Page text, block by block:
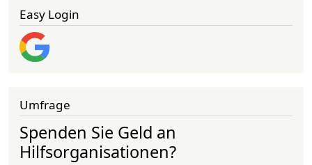
Easy Login
Umfrage
Spenden Sie Geld an
Hilfsorganisationen?